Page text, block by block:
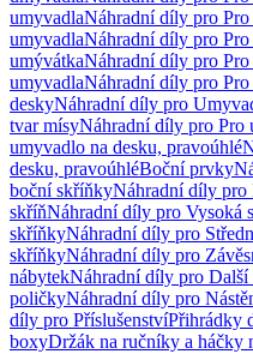
umyvadlaNáhradní díly pro
umyvadlaNáhradní díly pro
umývátkaNáhradní díly pro
umyvadlaNáhradní díly pro
deskyNáhradní díly pro
tvar mísyNáhradní díly pro Pro
umyvadlo na desku, pravoúhlé
desku, pravoúhléBoční prvky
boční skříňkyNáhradní díly
skříňNáhradní díly pro Vysoká
skříňkyNáhradní díly pro
skříňkyNáhradní díly pro
nábytekNáhradní díly pro
poličkyNáhradní díly pro
díly pro PříslušenstvíPřihrádky
boxyDržák na ručníky a háčky